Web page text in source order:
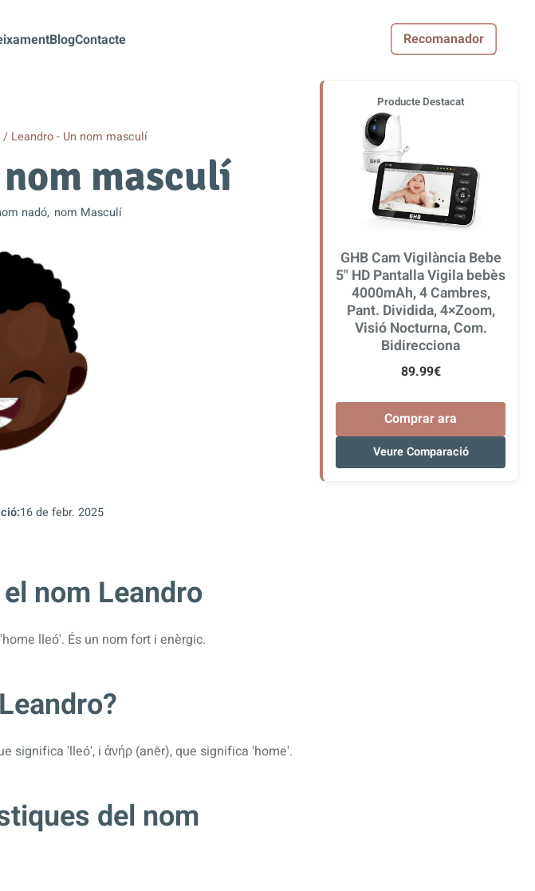
BlogContacte Recomanador
Leandro - Un nom masculí
masculí
nadó nom Masculí
16 de febr. 2025
nom Leandro
lleó'. És un nom fort i enèrgic.
significa 'lleó', i ἀνήρ (anēr), que significa 'home'.
del nom
Producte Destacat
GHB Cam Vigilància Bebe
5" HD Pantalla Vigila bebès
4000mAh, 4 Cambres,
Pant. Dividida, 4×Zoom,
Visió Nocturna, Com.
Bidirecciona
89.99€
Comprar ara
Veure Comparació